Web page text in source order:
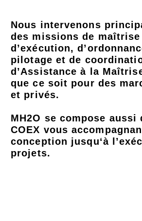
Nous intervenons
des missions de
d’exécution,
pilotage et de
d’Assistance à la
que ce soit pour des
et privés.
MH2O se compose aussi
COEX vous
conception jusqu‘à
projets.